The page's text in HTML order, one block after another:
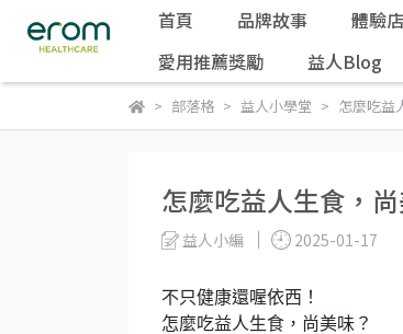
首頁 品牌故事 體驗
愛用推薦獎勵
益人Blog
部落格 益人小學堂 怎麼吃益
怎麼吃益人生食，尚
益人小編 2025-01-17
不只健康還喔依西！
怎麼吃益人生食，尚美味？